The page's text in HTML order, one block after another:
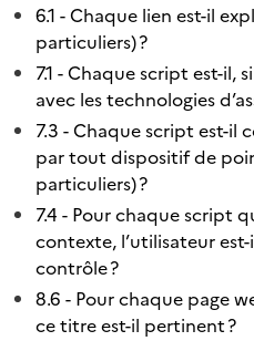
6.1 - Chaque lien est-il
particuliers) ?
7.1 - Chaque script est-il,
avec les technologies
7.3 - Chaque script est-il
par tout dispositif de
particuliers) ?
7.4 - Pour chaque script
contexte, l’utilisateur
contrôle ?
8.6 - Pour chaque page
ce titre est-il pertinent ?